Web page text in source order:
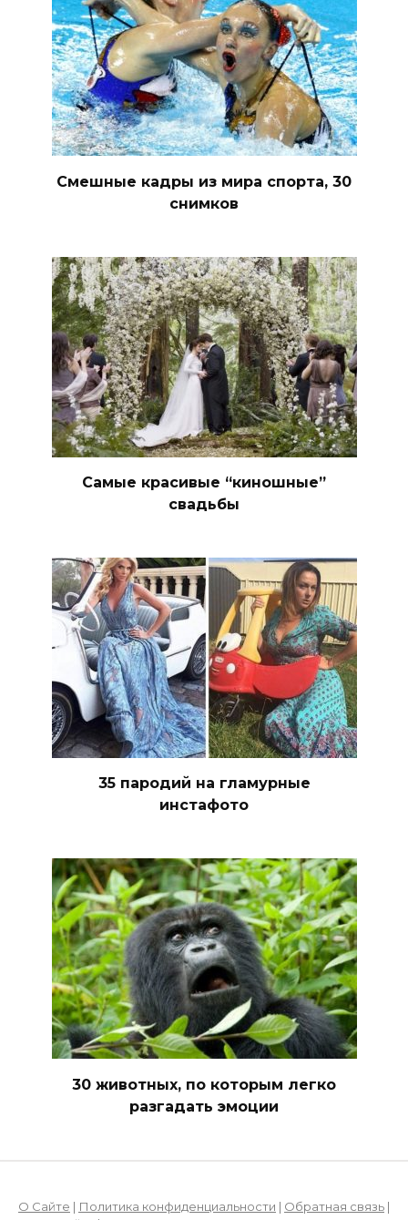
Смешные кадры из мира спорта, 30
снимков
Самые красивые “киношные”
свадьбы
35 пародий на гламурные
инстафото
30 животных, по которым легко
разгадать эмоции
О Сайте | Политика конфиденциальности | Обратная связь |